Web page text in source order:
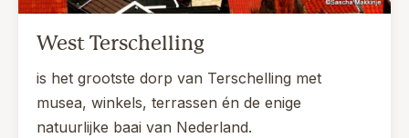
West Terschelling
is het grootste dorp van Terschelling met
musea, winkels, terrassen én de enige
natuurlijke baai van Nederland.